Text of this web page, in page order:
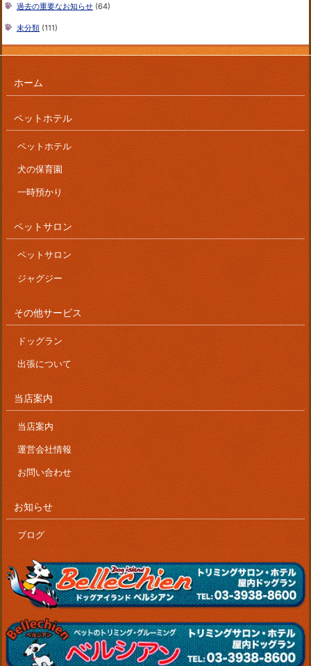
過去の重要なお知らせ (64)
未分類 (111)
ホーム
ペットホテル
ペットホテル
犬の保育園
一時預かり
ペットサロン
ペットサロン
ジャグジー
その他サービス
ドッグラン
出張について
当店案内
当店案内
運営会社情報
お問い合わせ
お知らせ
ブログ